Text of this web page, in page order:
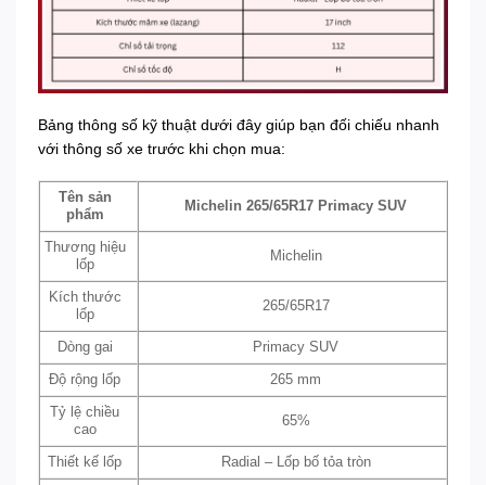
Bảng thông số kỹ thuật dưới đây giúp bạn đối chiếu nhanh
với thông số xe trước khi chọn mua:
Tên sản
phẩm
Michelin 265/65R17 Primacy SUV
Thương hiệu
lốp
Michelin
Kích thước
lốp
265/65R17
Dòng gai Primacy SUV
Độ rộng lốp 265 mm
Tỷ lệ chiều
cao
65%
Thiết kế lốp Radial – Lốp bố tỏa tròn